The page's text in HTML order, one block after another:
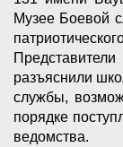
Музее Боевой
разъяснили
службы,
порядке
ведомства.